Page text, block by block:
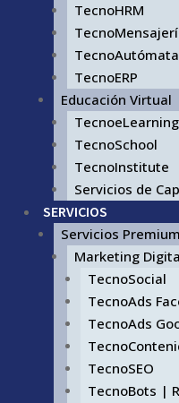
TecnoHRM
TecnoAutómata
TecnoERP
Educación Virtual
TecnoeLearning
TecnoSchool
TecnoInstitute
Servicios de
SERVICIOS
Servicios Premium
Marketing
TecnoSocial
TecnoAds
TecnoAds
TecnoSEO
TecnoBots |